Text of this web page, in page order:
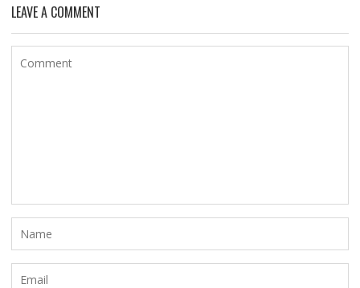
LEAVE A COMMENT